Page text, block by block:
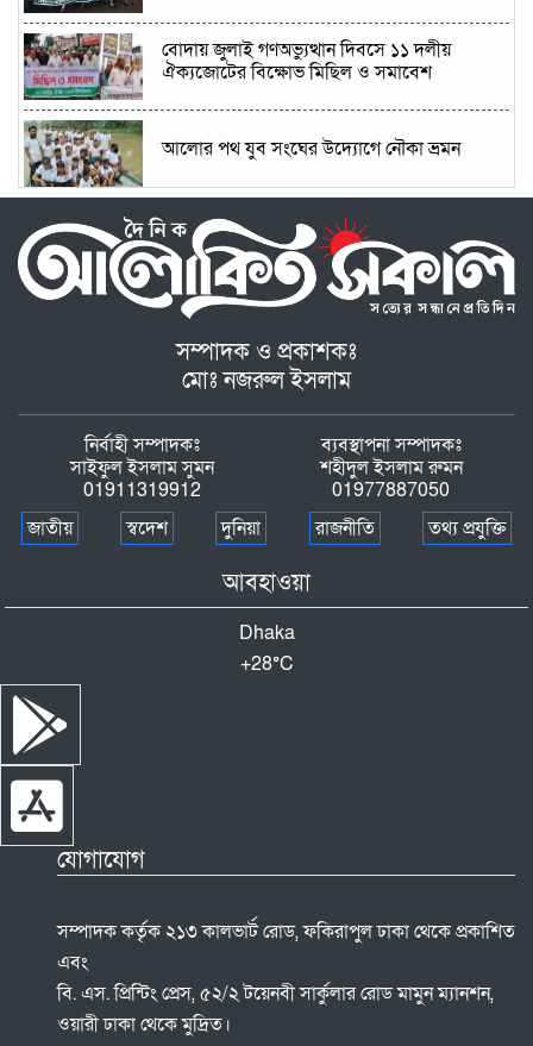
বোদায় জুলাই গণঅভ্যুত্থান দিবসে ১১ দলীয়
ঐক্যজোটের বিক্ষোভ মিছিল ও সমাবেশ
আলোর পথ যুব সংঘের উদ্যোগে নৌকা ভ্রমন
"মাটির মা ফাউন্ডেশন" শেরপুর জেলা শাখার
আহ্বায়ক কমিটি গঠিত
"মাটির মা ফাউন্ডেশন" দিনাজপুর জেলা শাখার
তারেক রহমানকে নিয়ে কটুক্তির প্রতিবাদে রূপগঞ্জে
যুবদলের মশাল মিছিল
জুলাই গণঅভ্যুত্থান দিবসে লাকসামে ১১ দলীয়
ঐক্যের গণমিছিল
শেরপুরে বৃষ্টি উপেক্ষা করে জুলাই অভ্যুত্থান দিবস
উদযাপিত
আখাউড়ায় জুলাই যোদ্ধাদের সংবর্ধনা
সম্পাদক ও প্রকাশকঃ
মোঃ নজরুল ইসলাম
নির্বাহী সম্পাদকঃ
সাইফুল ইসলাম সুমন
01911319912
ব্যবস্থাপনা সম্পাদকঃ
শহীদুল ইসলাম রুমন
01977887050
জাতীয়
স্বদেশ দুনিয়া রাজনীতি তথ্য প্রযুক্তি
আবহাওয়া
Dhaka
+28°C
যোগাযোগ
সম্পাদক কর্তৃক ২১৩ কালভার্ট রোড, ফকিরাপুল ঢাকা থেকে প্রকাশিত
এবং
বি. এস. প্রিন্টিং প্রেস, ৫২/২ টয়েনবী সার্কুলার রোড মামুন ম্যানশন,
ওয়ারী ঢাকা থেকে মুদ্রিত।